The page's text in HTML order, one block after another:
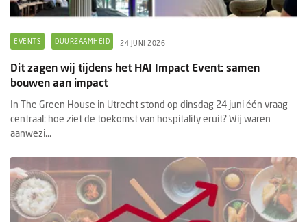
EVENTS DUURZAAMHEID 24 JUNI 2026
Dit zagen wij tijdens het HAI Impact Event: samen
bouwen aan impact
In The Green House in Utrecht stond op dinsdag 24 juni één vraag
centraal: hoe ziet de toekomst van hospitality eruit? Wij waren
aanwezi...